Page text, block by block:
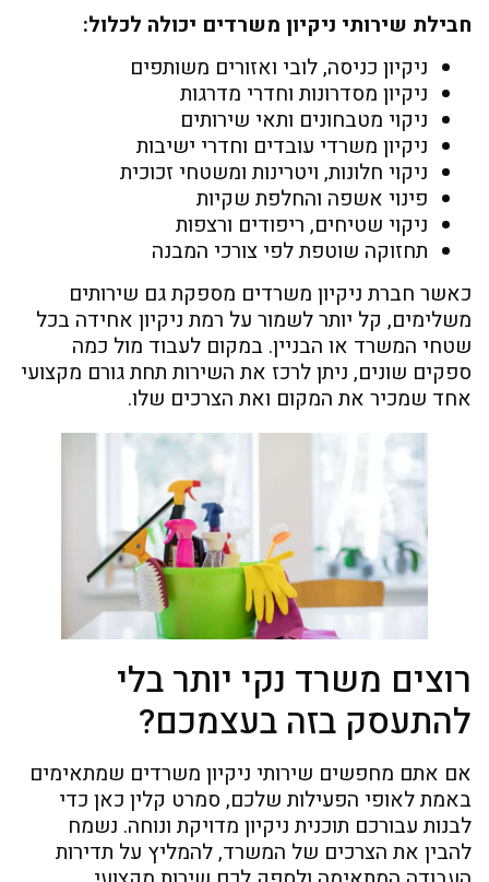
חבילת שירותי ניקיון משרדים יכולה לכלול:
ניקיון כניסה, לובי ואזורים משותפים
ניקיון מסדרונות וחדרי מדרגות
ניקוי מטבחונים ותאי שירותים
ניקיון משרדי עובדים וחדרי ישיבות
ניקוי חלונות, ויטרינות ומשטחי זכוכית
פינוי אשפה והחלפת שקיות
ניקוי שטיחים, ריפודים ורצפות
תחזוקה שוטפת לפי צורכי המבנה
כאשר חברת ניקיון משרדים מספקת גם שירותים
משלימים, קל יותר לשמור על רמת ניקיון אחידה בכל
שטחי המשרד או הבניין. במקום לעבוד מול כמה
ספקים שונים, ניתן לרכז את השירות תחת גורם מקצועי
אחד שמכיר את המקום ואת הצרכים שלו.
רוצים משרד נקי יותר בלי
להתעסק בזה בעצמכם?
אם אתם מחפשים שירותי ניקיון משרדים שמתאימים
באמת לאופי הפעילות שלכם, סמרט קלין כאן כדי
לבנות עבורכם תוכנית ניקיון מדויקת ונוחה. נשמח
להבין את הצרכים של המשרד, להמליץ על תדירות